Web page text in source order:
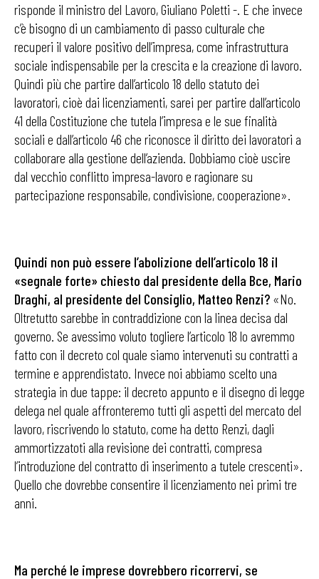
risponde il ministro del Lavoro, Giuliano Poletti -. E che invece
c’è bisogno di un cambiamento di passo culturale che
recuperi il valore positivo dell’impresa, come infrastruttura
sociale indispensabile per la crescita e la creazione di lavoro.
Quindi più che partire dall’articolo 18 dello statuto dei
lavoratori, cioè dai licenziamenti, sarei per partire dall’articolo
41 della Costituzione che tutela l’impresa e le sue finalità
sociali e dall’articolo 46 che riconosce il diritto dei lavoratori a
collaborare alla gestione dell’azienda. Dobbiamo cioè uscire
dal vecchio conflitto impresa-lavoro e ragionare su
partecipazione responsabile, condivisione, cooperazione».
Quindi non può essere l’abolizione dell’articolo18 il
«segnale forte» chiesto dal presidente della Bce, Mario
Draghi, al presidente del Consiglio, Matteo Renzi? «No.
Oltretutto sarebbe in contraddizione con la linea decisa dal
governo. Se avessimo voluto togliere l’articolo 18 lo avremmo
fatto con il decreto col quale siamo intervenuti su contratti a
termine e apprendistato. Invece noi abbiamo scelto una
strategia in due tappe: il decreto appunto e il disegno di legge
delega nel quale affronteremo tutti gli aspetti del mercato del
lavoro, riscrivendo lo statuto, come ha detto Renzi, dagli
ammortizzatoti alla revisione dei contratti, compresa
l’introduzione del contratto di inserimento a tutele crescenti».
Quello che dovrebbe consentire il licenziamento nei primi tre
anni.
Ma perché le imprese dovrebbero ricorrervi, se